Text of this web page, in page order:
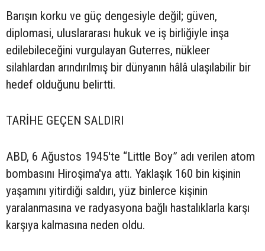
Barışın korku ve güç dengesiyle değil; güven,
diplomasi, uluslararası hukuk ve iş birliğiyle inşa
edilebileceğini vurgulayan Guterres, nükleer
silahlardan arındırılmış bir dünyanın hâlâ ulaşılabilir bir
hedef olduğunu belirtti.
TARİHE GEÇEN SALDIRI
ABD, 6 Ağustos 1945'te “Little Boy” adı verilen atom
bombasını Hiroşima'ya attı. Yaklaşık 160 bin kişinin
yaşamını yitirdiği saldırı, yüz binlerce kişinin
yaralanmasına ve radyasyona bağlı hastalıklarla karşı
karşıya kalmasına neden oldu.